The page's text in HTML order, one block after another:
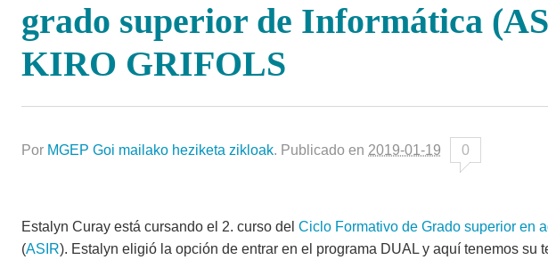
grado superior de Informática
KIRO GRIFOLS
Por MGEP Goi mailako heziketa zikloak. Publicado en 2019-01-19 0
Estalyn Curay está cursando el 2. curso del Ciclo Formativo de Grado superior en
(ASIR). Estalyn eligió la opción de entrar en el programa DUAL y aquí tenemos su